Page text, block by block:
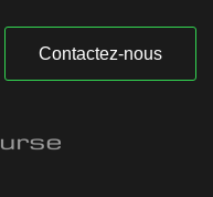
Contactez-nous